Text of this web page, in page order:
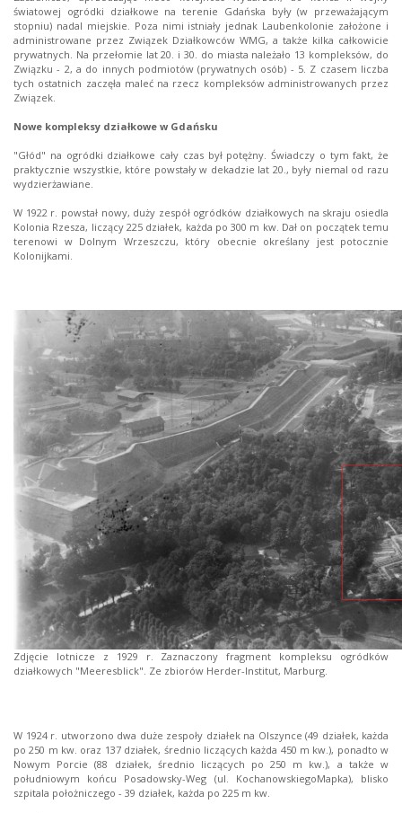
światowej ogródki działkowe na terenie Gdańska były (w przeważającym
stopniu) nadal miejskie. Poza nimi istniały jednak Laubenkolonie założone i
administrowane przez Związek Działkowców WMG, a także kilka całkowicie
prywatnych. Na przełomie lat 20. i 30. do miasta należało 13 kompleksów, do
Związku - 2, a do innych podmiotów (prywatnych osób) - 5. Z czasem liczba
tych ostatnich zaczęła maleć na rzecz kompleksów administrowanych przez
Związek.
Nowe kompleksy działkowe w Gdańsku
"Głód" na ogródki działkowe cały czas był potężny. Świadczy o tym fakt, że
praktycznie wszystkie, które powstały w dekadzie lat 20., były niemal od razu
wydzierżawiane.
W 1922 r. powstał nowy, duży zespół ogródków działkowych na skraju osiedla
Kolonia Rzesza, liczący 225 działek, każda po 300 m kw. Dał on początek temu
terenowi w Dolnym Wrzeszczu, który obecnie określany jest potocznie
Kolonijkami.
Zdjęcie lotnicze z 1929 r. Zaznaczony fragment kompleksu ogródków
działkowych "Meeresblick". Ze zbiorów Herder-Institut, Marburg.
W 1924 r. utworzono dwa duże zespoły działek na Olszynce (49 działek, każda
po 250 m kw. oraz 137 działek, średnio liczących każda 450 m kw.), ponadto w
Nowym Porcie (88 działek, średnio liczących po 250 m kw.), a także w
południowym końcu Posadowsky-Weg (ul. KochanowskiegoMapka), blisko
szpitala położniczego - 39 działek, każda po 225 m kw.